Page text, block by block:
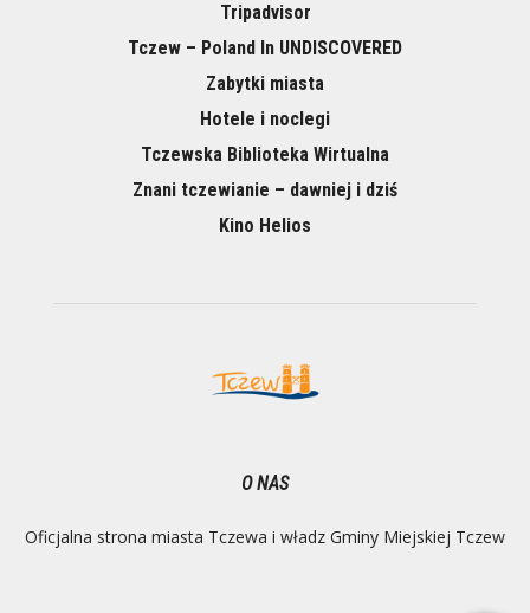
Tripadvisor
Tczew – Poland In UNDISCOVERED
Zabytki miasta
Hotele i noclegi
Tczewska Biblioteka Wirtualna
Znani tczewianie – dawniej i dziś
Kino Helios
O NAS
Oficjalna strona miasta Tczewa i władz Gminy Miejskiej Tczew